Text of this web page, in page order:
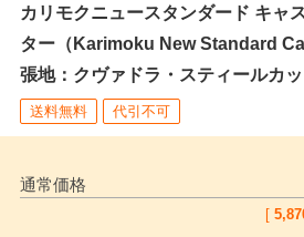
カリモクニュースタンダード キャ
ター（Karimoku New Standard
張地：クヴァドラ・スティールカ
送料無料 代引不可
通常価格